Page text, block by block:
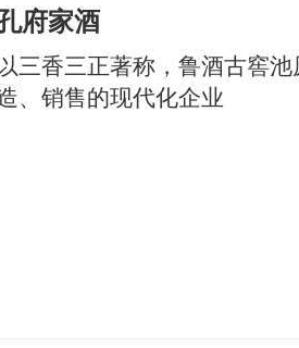
府家酒
三香三正著称，鲁酒古窖
、销售的现代化企业